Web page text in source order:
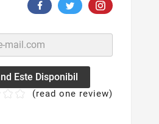
Este Disponibil
(read one review)